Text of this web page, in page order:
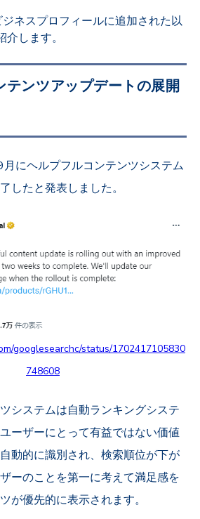
ネスプロフィールに追加された以
します。
テンツアップデートの展開
にヘルプフルコンテンツシステム
したと発表しました。
googlesearchc/status/1702417105830
748608
システムは自動ランキングシステ
ーザーにとって有益ではない価値
動的に識別され、検索順位が下が
ーのことを第一に考えて満足感を
が優先的に表示されます。